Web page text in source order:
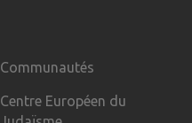
Communautés
Centre Européen du